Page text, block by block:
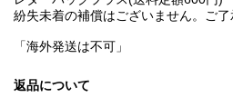
紛失未着の補償はございません。ご了
「海外発送は不
返品について